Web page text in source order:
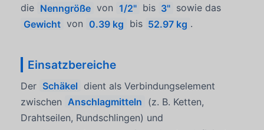
die Nenngröße von 1/2" bis 3" sowie das
Gewicht von 0.39 kg bis 52.97 kg .
Einsatzbereiche
Der Schäkel dient als Verbindungselement
zwischen Anschlagmitteln (z. B. Ketten,
Drahtseilen, Rundschlingen) und